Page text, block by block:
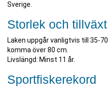
Sverige.
Storlek och tillväxt
Laken uppgår vanligtvis till 35-
komma över 80 cm.
Livslängd: Minst 11 år.
Sportfiskerekord